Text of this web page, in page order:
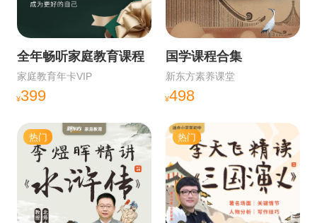
全年畅听家庭教育课程
家庭教育年卡VIP
¥399
国学课程合集
新东方素养课堂
¥498
热门 热门